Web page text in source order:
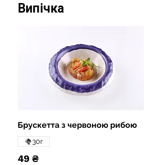
Випічка
Брускетта з червоною рибою
49 ₴
30г